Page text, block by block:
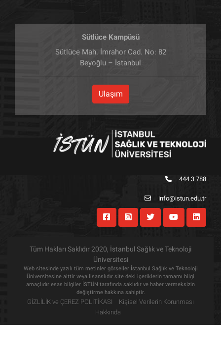
Sütlüce Kampüsü
Sütlüce Mah. İmrahor Cad. No: 82
Beyoğlu – İstanbul
Ulaşım
444 3 788
info@istun.edu.tr
Tüm Hakları Saklıdır 2020, İstanbul Sağlık ve Teknoloji
Üniversitesi
Web sitesinde yazılı tüm metinler görseller İstanbul Sağlık ve Teknoloji
Üniversitesine aittir veya lisanslıdır site deki içeriklerin tamamı bilgi
amaçlıdır esas bilgiler İSTÜN tarafında saklıdır ve haber vermeksizin
değiştirme hakkına sahiptir.
GİZLİLİK ve ÇEREZ POLİTİKASI
Kişisel Verilerin Korunması
Hakkında